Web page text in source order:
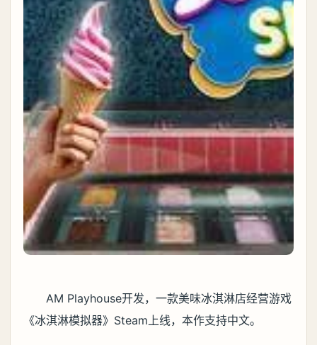
AM Playhouse开发，一款美味冰淇淋店经营游戏
《冰淇淋模拟器》Steam上线，本作支持中文。